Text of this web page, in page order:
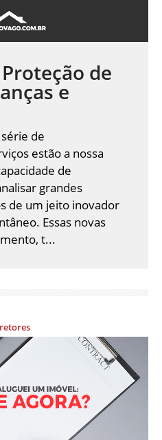
de
e
de
estão a nossa
de
grandes
de um jeito inovador
Essas novas
t...